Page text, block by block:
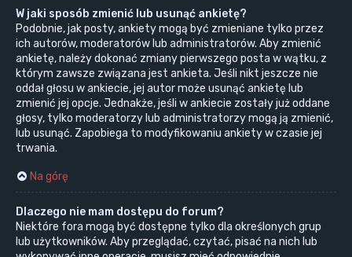
W jaki sposób zmienić lub usunąć ankietę?
Podobnie, jak posty, ankiety mogą być zmieniane tylko przez
ich autorów, moderatorów lub administratorów. Aby zmienić
ankietę, należy dokonać zmiany pierwszego posta w wątku, z
którym zawsze związana jest ankieta. Jeśli nikt jeszcze nie
oddał głosu w ankiecie, jej autor może usunąć ankietę lub
zmienić jej opcje. Jednakże, jeśli w ankiecie zostały już oddane
głosy, tylko moderatorzy lub administratorzy mogą ją zmienić,
lub usunąć. Zapobiega to modyfikowaniu ankiety w czasie jej
trwania.
Na górę
Dlaczego nie mam dostępu do forum?
Niektóre fora mogą być dostępne tylko dla określonych grup
lub użytkowników. Aby przeglądać, czytać, pisać na nich lub